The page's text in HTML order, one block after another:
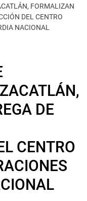
FORMALIZAN
DEL CENTRO
NACIONAL
DE
CENTRO